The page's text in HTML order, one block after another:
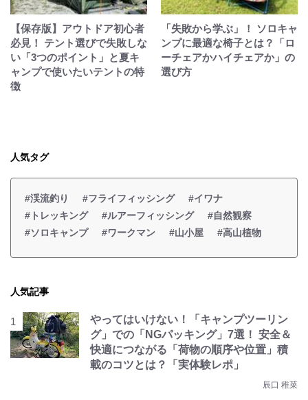
【保存版】アウトドア初心者
必見！ テント選びで失敗しな
い「3つのポイント」と夏キ
ャンプで使いたいテントの特
徴
「失敗から学ぶ」！ ソロキャ
ンプに最適な椅子とは？「ロ
ーチェアかハイチェアか」の
選び方
人気タグ
#渓流釣り #フライフィッシング
#イワナ
#トレッキング
#ルアーフィッシング
#自然観察
#ソロキャンプ
#ワークマン #山小屋 #高山植物
人気記事
やってはいけない！「キャンプツーリン
グ」での「NGパッキング」7選！ 安全＆
快適につながる「荷物の順序や位置」積
載のコツとは？「実体験レポ」
辰口 稚菜